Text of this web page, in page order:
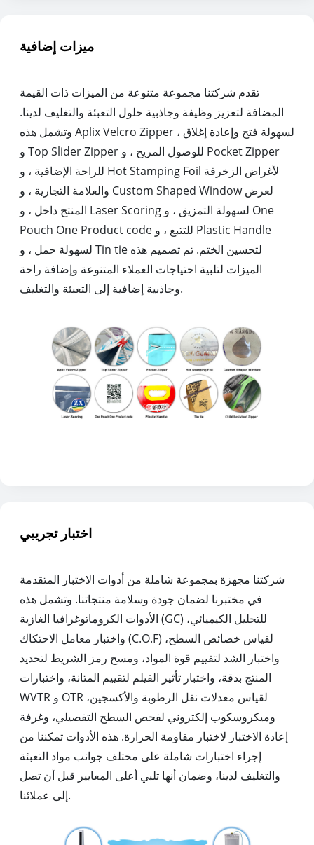
ميزات إضافية
تقدم شركتنا مجموعة متنوعة من الميزات ذات القيمة
المضافة لتعزيز وظيفة وجاذبية حلول التعبئة والتغليف لدينا.
وتشمل هذه Aplix Velcro Zipper لسهولة فتح وإعادة إغلاق ،
و Top Slider Zipper للوصول المريح ، و Pocket Zipper
للراحة الإضافية ، و Hot Stamping Foil لأغراض الزخرفة
والعلامة التجارية ، و Custom Shaped Window لعرض
المنتج داخل ، و Laser Scoring لسهولة التمزيق ، و One
Pouch One Product code للتتبع ، و Plastic Handle
لسهولة حمل ، و Tin tie لتحسين الختم. تم تصميم هذه
الميزات لتلبية احتياجات العملاء المتنوعة وإضافة راحة
وجاذبية إضافية إلى التعبئة والتغليف.
اختبار تجريبي
شركتنا مجهزة بمجموعة شاملة من أدوات الاختبار المتقدمة
في مختبرنا لضمان جودة وسلامة منتجاتنا. وتشمل هذه
الأدوات الكروماتوغرافيا الغازية (GC) للتحليل الكيميائي،
واختبار معامل الاحتكاك (C.O.F) لقياس خصائص السطح،
واختبار الشد لتقييم قوة المواد، ومسح رمز الشريط لتحديد
المنتج بدقة، واختبار تأثير الفيلم لتقييم المتانة، واختبارات
WVTR و OTR لقياس معدلات نقل الرطوبة والأكسجين،
وميكروسكوب إلكتروني لفحص السطح التفصيلي، وغرفة
إعادة الاختبار لاختبار مقاومة الحرارة. هذه الأدوات تمكننا من
إجراء اختبارات شاملة على مختلف جوانب مواد التعبئة
والتغليف لدينا، وضمان أنها تلبي أعلى المعايير قبل أن تصل
إلى عملائنا.